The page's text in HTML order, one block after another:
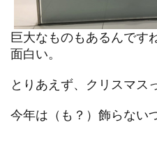
巨大なものもあるんです
面白い。
とりあえず、クリスマス
今年は（も？）飾らない